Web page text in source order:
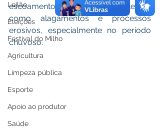
Leilão
Eleições
Festival do Milho
Agricultura
Limpeza pública
Esporte
Apoio ao produtor
Saúde
escoamento e redução de problemas
como alagamentos e processos
erosivos, especialmente no período
chuvoso.